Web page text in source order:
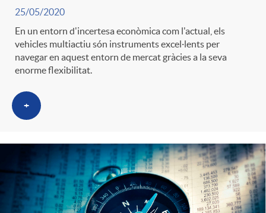
25/05/2020
En un entorn d'incertesa econòmica com l'actual, els
vehicles multiactiu són instruments excel·lents per
navegar en aquest entorn de mercat gràcies a la seva
enorme flexibilitat.
+